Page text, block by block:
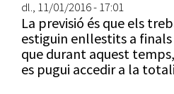
dl., 11/01/2016 - 17:01
La previsió és que els
estiguin enllestits a
que durant aquest
es pugui accedir a la